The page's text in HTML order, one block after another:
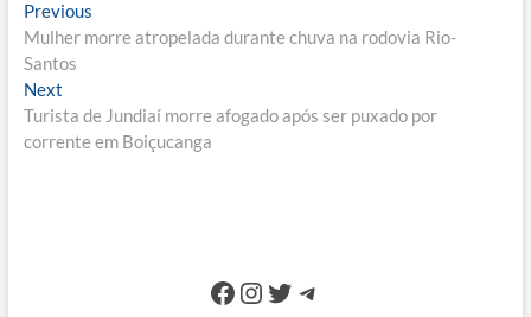
Navegação
de
Post
PreviousPrevious
post:
Mulher morre atropelada durante chuva na rodovia Rio-
Santos
NextNext
post:
Turista de Jundiaí morre afogado após ser puxado por
corrente em Boiçucanga
Facebook
Instagram
Twitter
Telegram